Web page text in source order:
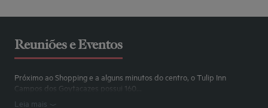
Reuniões e Eventos
Próximo ao Shopping e a alguns minutos do centro, o Tulip Inn
Campos dos Goytacazes possui 160...
Leia mais